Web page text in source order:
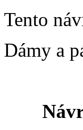
Tento
Dámy a